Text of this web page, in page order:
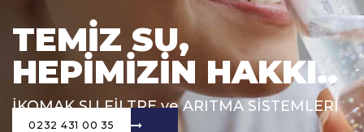
TEMİZ SU,
HEPİMİZİN HAKKI..
İKOMAK SU FİLTRE ve ARITMA SİSTEMLERİ
0232 431 00 35